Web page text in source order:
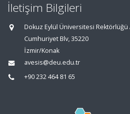
İletişim Bilgileri
Dokuz Eylül Üniversitesi Rektörlüğü
Cumhuriyet Blv, 35220
İzmir/Konak
avesis@deu.edu.tr
+90 232 464 81 65